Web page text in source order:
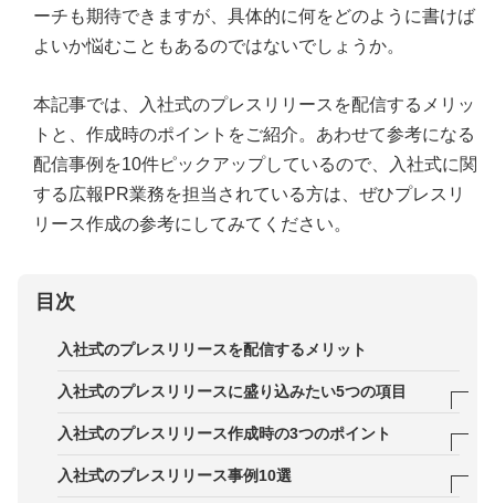
ーチも期待できますが、具体的に何をどのように書けば
よいか悩むこともあるのではないでしょうか。
本記事では、入社式のプレスリリースを配信するメリッ
トと、作成時のポイントをご紹介。あわせて参考になる
配信事例を10件ピックアップしているので、入社式に関
する広報PR業務を担当されている方は、ぜひプレスリ
リース作成の参考にしてみてください。
目次
入社式のプレスリリースを配信するメリット
入社式のプレスリリースに盛り込みたい5つの項目
項目1．日時・場所・参加人数などの開催概要
項目2．自社の採用実績
入社式のプレスリリース作成時の3つのポイント
ポイント1．ビジュアルコンテンツを充実させる
入社式のプレスリリース事例10選